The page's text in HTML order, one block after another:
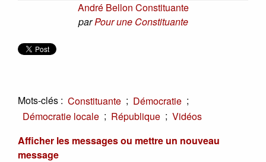
André Bellon Constituante
parPour une Constituante
Mots-clés : Constituante ; Démocratie ;
Démocratie locale ; République ; Vidéos
Afficher les messages ou mettre un nouveau
message